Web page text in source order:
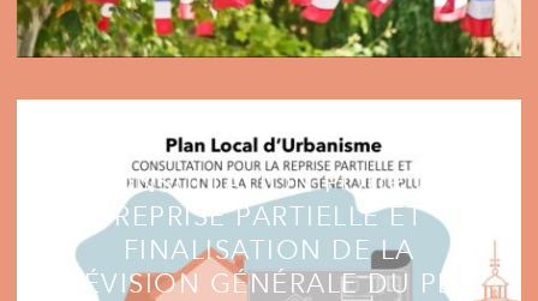
CONSULTATION POUR LA
REPRISE PARTIELLE ET
FINALISATION DE LA
RÉVISION GÉNÉRALE DU PLU